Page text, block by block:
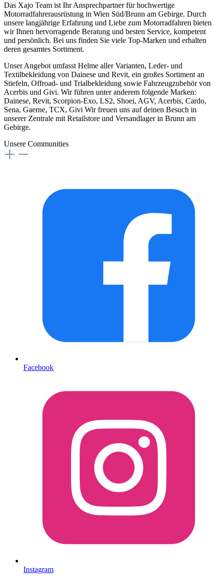
Das Xajo Team ist Ihr Ansprechpartner für hochwertige
Motorradfahrerausrüstung in Wien Süd/Brunn am Gebirge. Durch
unsere langjährige Erfahrung und Liebe zum Motorradfahren bieten
wir Ihnen hervorragende Beratung und besten Service, kompetent
und persönlich. Bei uns finden Sie viele Top-Marken und erhalten
deren gesamtes Sortiment.
Unser Angebot umfasst Helme aller Varianten, Leder- und
Textilbekleidung von Dainese und Revit, ein großes Sortiment an
Stiefeln, Offroad- und Trialbekleidung sowie Fahrzeugzubehör von
Acerbis und Givi. Wir führen unter anderem folgende Marken:
Dainese, Revit, Scorpion-Exo, LS2, Shoei, AGV, Acerbis, Cardo,
Sena, Gaerne, TCX, Givi Wir freuen uns auf deinen Besuch in
unserer Zentrale mit Retailstore und Versandlager in Brunn am
Gebirge.
Unsere Communities
Facebook
Instagram